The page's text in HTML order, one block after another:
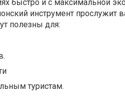
быстро и с максимальной
инструмент прослужит
полезны для:
туристам.